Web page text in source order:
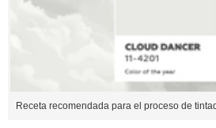
Receta recomendada para el proceso de